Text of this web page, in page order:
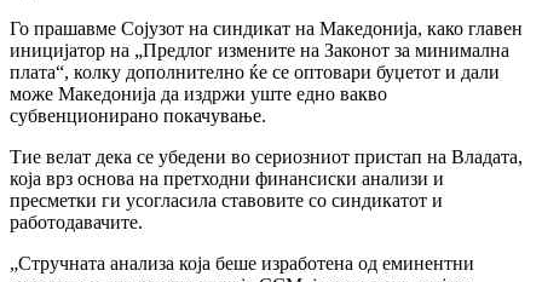
Го прашавме Сојузот на синдикат на Македонија, како главен
иницијатор на „Предлог измените на Законот за минимална
плата“, колку дополнително ќе се оптовари буџетот и дали
може Македонија да издржи уште едно вакво
субвенционирано покачување.
Тие велат дека се убедени во сериозниот пристап на Владата,
која врз основа на претходни финансиски анализи и
пресметки ги усогласила ставовите со синдикатот и
работодавачите.
„Стручната анализа која беше изработена од еминентни